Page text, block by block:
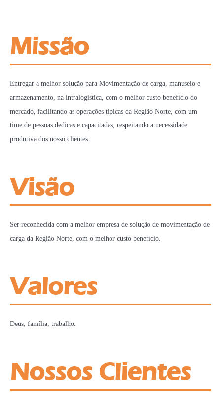
Missão
Entregar a melhor solução para Movimentação de carga, manuseio e
armazenamento, na intralogistica, com o melhor custo benefício do
mercado, facilitando as operações típicas da Região Norte, com um
time de pessoas dedicas e capacitadas, respeitando a necessidade
produtiva dos nosso clientes.
Visão
Ser reconhecida com a melhor empresa de solução de movimentação de
carga da Região Norte, com o melhor custo benefício.
Valores
Deus, família, trabalho.
Nossos Clientes